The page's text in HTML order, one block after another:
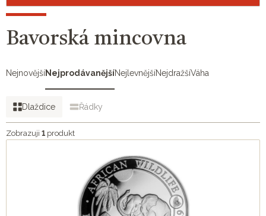
Bavorská mincovna
NejnovějšíNejprodávanějšíNejlevnějšíNejdražšíVáha
Dlaždice Řádky
Zobrazuji 1 produkt